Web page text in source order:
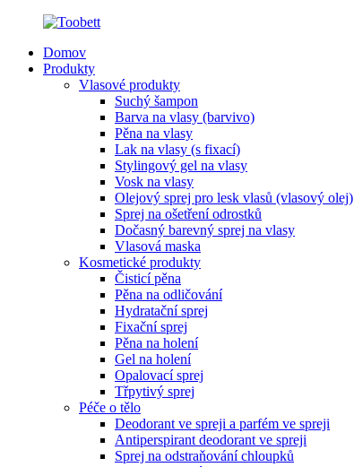
Domov
Produkty
Vlasové produkty
Suchý šampon
Barva na vlasy (barvivo)
Pěna na vlasy
Lak na vlasy (s fixací)
Stylingový gel na vlasy
Vosk na vlasy
Olejový sprej pro lesk vlasů (vlasový olej)
Sprej na ošetření odrostků
Dočasný barevný sprej na vlasy
Vlasová maska
Kosmetické produkty
Čisticí pěna
Pěna na odličování
Hydratační sprej
Fixační sprej
Pěna na holení
Gel na holení
Opalovací sprej
Třpytivý sprej
Péče o tělo
Deodorant ve spreji a parfém ve spreji
Antiperspirant deodorant ve spreji
Sprej na odstraňování chloupků